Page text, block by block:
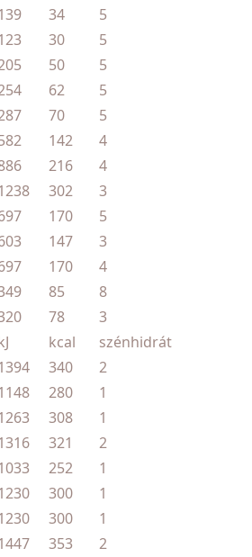
34
5
30
5
50
5
62
5
70
5
142
4
216
4
302
3
170
5
147
3
170
4
85
8
78
3
kcal
szénhidrát
340
2
280
1
308
1
321
2
252
1
300
1
300
1
353
2